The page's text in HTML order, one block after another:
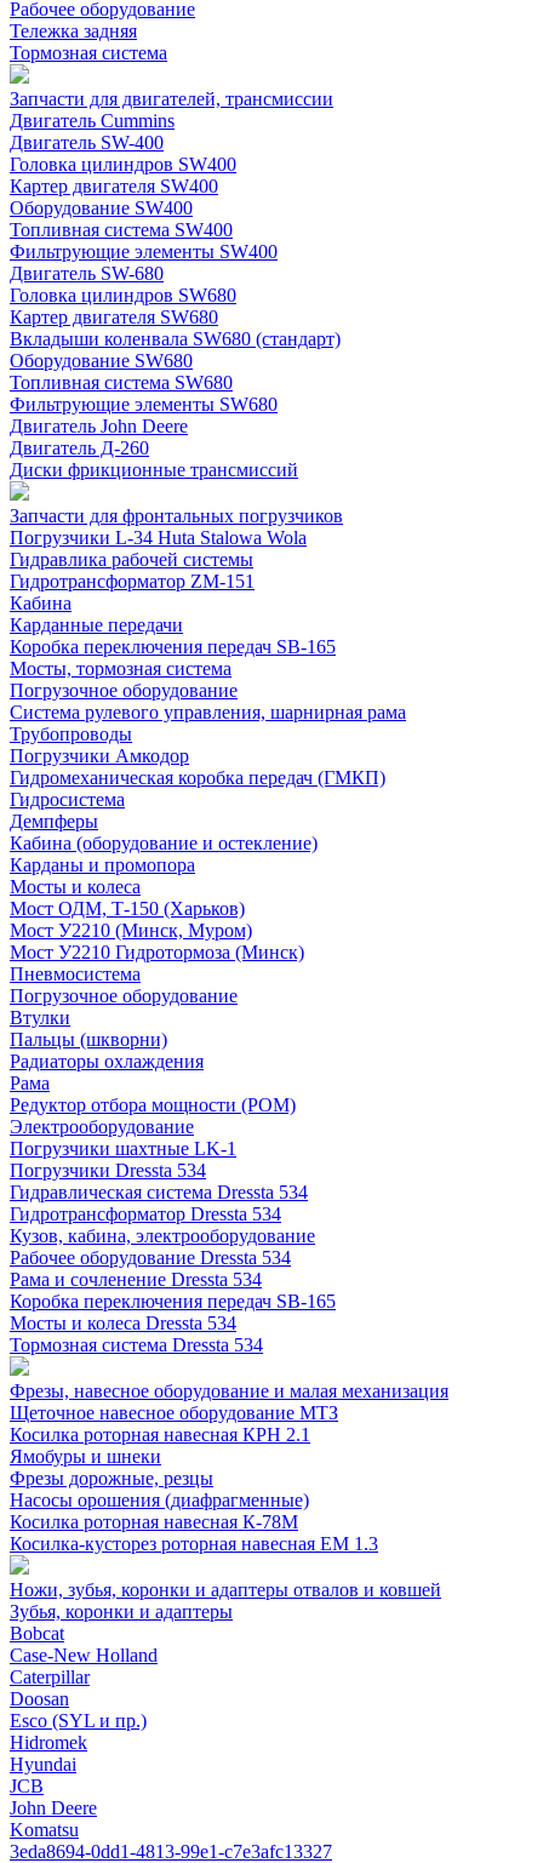
Рабочее оборудование
Тележка задняя
Тормозная система
Запчасти для двигателей, трансмиссии
Двигатель Cummins
Двигатель SW-400
Головка цилиндров SW400
Картер двигателя SW400
Оборудование SW400
Топливная система SW400
Фильтрующие элементы SW400
Двигатель SW-680
Головка цилиндров SW680
Картер двигателя SW680
Вкладыши коленвала SW680 (стандарт)
Оборудование SW680
Топливная система SW680
Фильтрующие элементы SW680
Двигатель John Deere
Двигатель Д-260
Диски фрикционные трансмиссий
Запчасти для фронтальных погрузчиков
Погрузчики L-34 Huta Stalowa Wola
Гидравлика рабочей системы
Гидротрансформатор ZM-151
Кабина
Карданные передачи
Коробка переключения передач SB-165
Мосты, тормозная система
Погрузочное оборудование
Система рулевого управления, шарнирная рама
Трубопроводы
Погрузчики Амкодор
Гидромеханическая коробка передач (ГМКП)
Гидросистема
Демпферы
Кабина (оборудование и остекление)
Карданы и промопора
Мосты и колеса
Мост ОДМ, Т-150 (Харьков)
Мост У2210 (Минск, Муром)
Мост У2210 Гидротормоза (Минск)
Пневмосистема
Погрузочное оборудование
Втулки
Пальцы (шкворни)
Радиаторы охлаждения
Рама
Редуктор отбора мощности (РОМ)
Электрооборудование
Погрузчики шахтные LK-1
Погрузчики Dressta 534
Гидравлическая система Dressta 534
Гидротрансформатор Dressta 534
Кузов, кабина, электрооборудование
Рабочее оборудование Dressta 534
Рама и сочленение Dressta 534
Коробка переключения передач SB-165
Мосты и колеса Dressta 534
Тормозная система Dressta 534
Фрезы, навесное оборудование и малая механизация
Щеточное навесное оборудование МТЗ
Косилка роторная навесная КРН 2.1
Ямобуры и шнеки
Фрезы дорожные, резцы
Насосы орошения (диафрагменные)
Косилка роторная навесная К-78М
Косилка-кусторез роторная навесная ЕМ 1.3
Ножи, зубья, коронки и адаптеры отвалов и ковшей
Зубья, коронки и адаптеры
Bobcat
Case-New Holland
Caterpillar
Doosan
Esco (SYL и пр.)
Hidromek
Hyundai
JCB
John Deere
Komatsu
3eda8694-0dd1-4813-99e1-c7e3afc13327